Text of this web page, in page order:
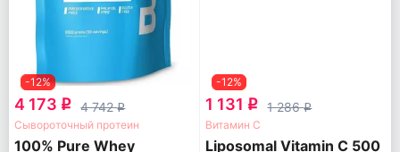
-12%
4 173 q 4 742q
Сывороточный протеин
100% Pure Whey
-12%
1 131 q 1 286q
Витамин С
Liposomal Vitamin C 500